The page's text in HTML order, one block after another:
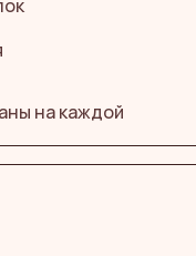
на каждой